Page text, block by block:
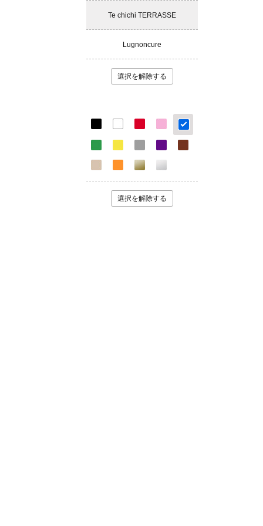
Te chichi TERRASSE
Lugnoncure
選択を解除する
選択を解除する